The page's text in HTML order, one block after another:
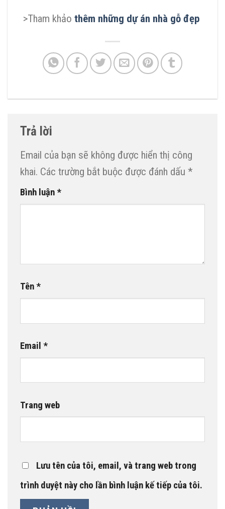
>Tham khảo thêm những dự án nhà gỗ đẹp
Trả lời
Email của bạn sẽ không được hiển thị công
khai. Các trường bắt buộc được đánh dấu *
Bình luận*
Tên*
Email *
Trang web
Lưu tên của tôi, email, và trang web trong
trình duyệt này cho lần bình luận kế tiếp của tôi.